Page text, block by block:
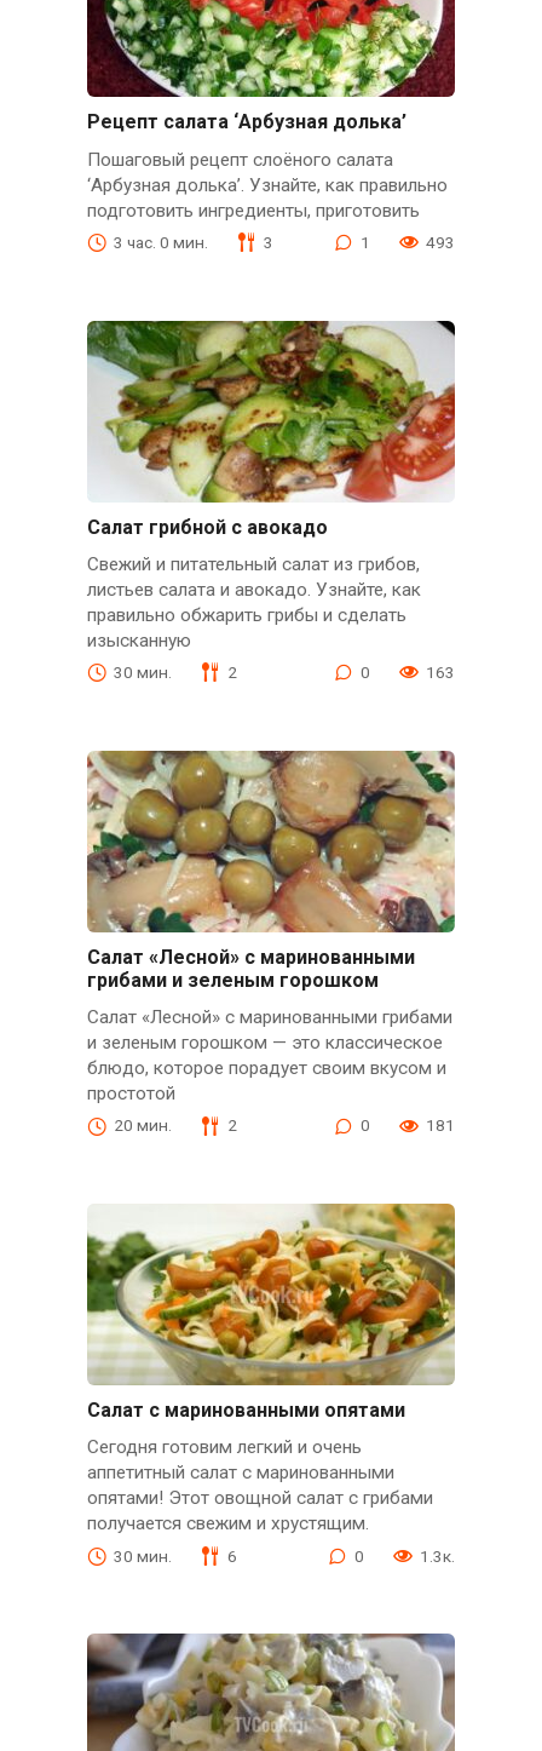
Рецепт салата ‘Арбузная долька’
Пошаговый рецепт слоёного салата
‘Арбузная долька’. Узнайте, как правильно
подготовить ингредиенты, приготовить
3 час. 0 мин. 3 1 493
Салат грибной с авокадо
Свежий и питательный салат из грибов,
листьев салата и авокадо. Узнайте, как
правильно обжарить грибы и сделать
изысканную
30 мин. 2 0 163
Салат «Лесной» с маринованными
грибами и зеленым горошком
Салат «Лесной» с маринованными грибами
и зеленым горошком — это классическое
блюдо, которое порадует своим вкусом и
простотой
20 мин. 2 0 181
Салат с маринованными опятами
Сегодня готовим легкий и очень
аппетитный салат с маринованными
опятами! Этот овощной салат с грибами
получается свежим и хрустящим.
30 мин. 6 0 1.3к.